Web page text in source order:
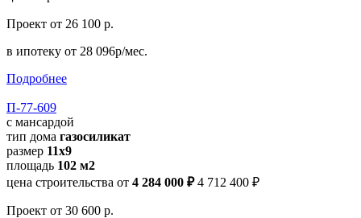
Проект от 26 100 р.
в ипотеку от 28 096р/мес.
Подробнее
П-77-609
с мансардой
тип дома газосиликат
размер 11х9
площадь 102 м2
цена строительства от 4 284 000 ₽ 4 712 400 ₽
Проект от 30 600 р.